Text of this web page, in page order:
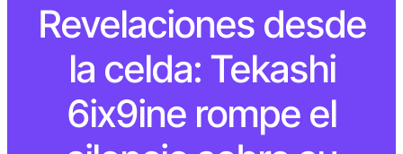
Revelaciones desde
la celda: Tekashi
6ix9ine rompe el